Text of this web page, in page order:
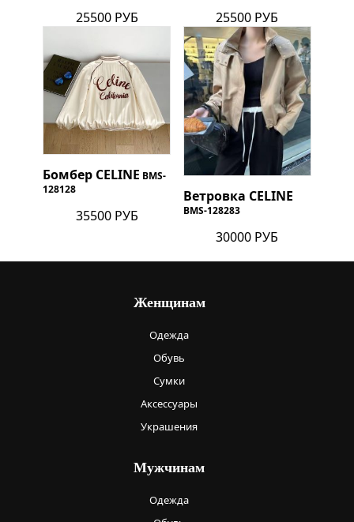
25500 РУБ 25500 РУБ
Бомбер CELINE BMS-
128128
35500 РУБ
Ветровка CELINE
BMS-128283
30000 РУБ
Женщинам
Одежда
Обувь
Сумки
Аксессуары
Украшения
Мужчинам
Одежда